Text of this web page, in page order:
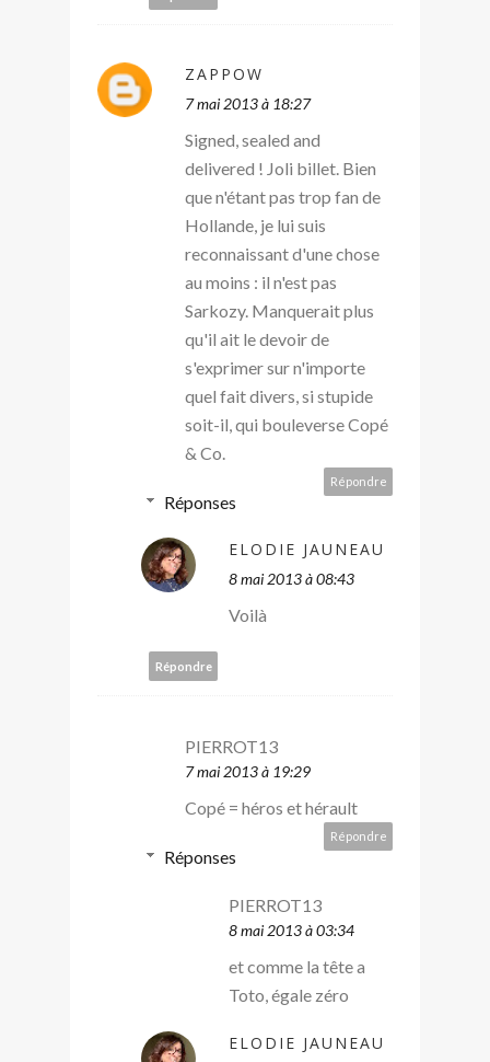
ZAPPOW
7 mai 2013 à 18:27
Signed, sealed and
delivered ! Joli billet. Bien
que n'étant pas trop fan de
Hollande, je lui suis
reconnaissant d'une chose
au moins : il n'est pas
Sarkozy. Manquerait plus
qu'il ait le devoir de
s'exprimer sur n'importe
quel fait divers, si stupide
soit-il, qui bouleverse Copé
& Co.
Répondre
Réponses
ELODIE JAUNEAU
8 mai 2013 à 08:43
Voilà
Répondre
PIERROT13
7 mai 2013 à 19:29
Copé = héros et hérault
Répondre
Réponses
PIERROT13
8 mai 2013 à 03:34
et comme la tête a
Toto, égale zéro
ELODIE JAUNEAU